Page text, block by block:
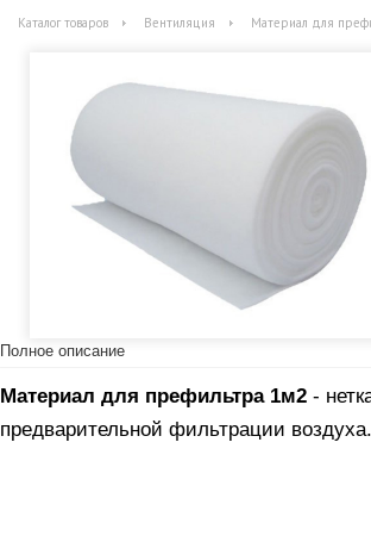
Каталог товаров Вентиляция Материал для
Полное описание
Материал для префильтра 1м2 -
предварительной фильтрации воздуха.